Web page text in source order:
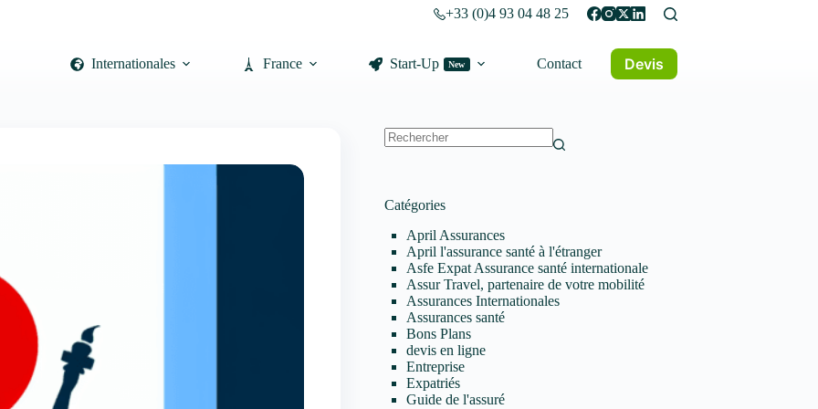
+33 (0)4 93 04 48 25
Internationales France Start-Up New Contact Devis
Catégories
April Assurances
April l'assurance santé à l'étranger
Asfe Expat Assurance santé internationale
Assur Travel, partenaire de votre mobilité
Assurances Internationales
Assurances santé
Bons Plans
devis en ligne
Entreprise
Expatriés
Guide de l'assuré